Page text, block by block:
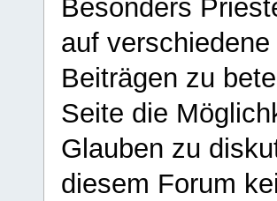
Besonders
auf
Beiträgen zu
Seite die
Glauben zu
diesem Forum